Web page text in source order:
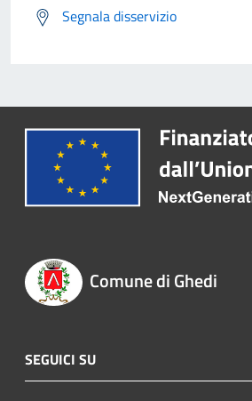
Segnala disservizio
Comune di Ghedi
SEGUICI SU